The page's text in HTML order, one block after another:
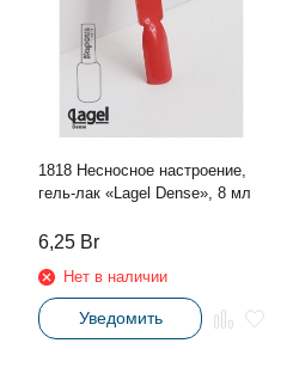
1818 Несносное настроение,
гель-лак «Lagel Dense», 8 мл
6,25 Br
Нет в наличии
Уведомить